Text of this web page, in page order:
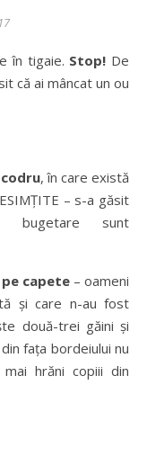
în tigaie. Stop! De
că ai mâncat un ou
, în care există
– s-a găsit
bugetare sunt
capete– oameni
și care n-au fost
două-trei găini și
fața bordeiului nu
hrăni copiii din